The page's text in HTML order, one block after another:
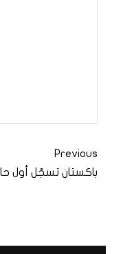
Previous
باكستان تسجّل أول